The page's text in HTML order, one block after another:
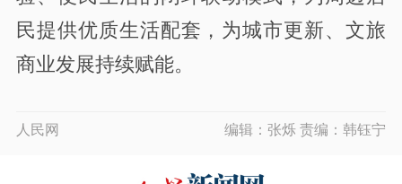
民提供优质生活配套，为城市更新、文旅
商业发展持续赋能。
人民网 编辑：张烁 责编：韩钰宁